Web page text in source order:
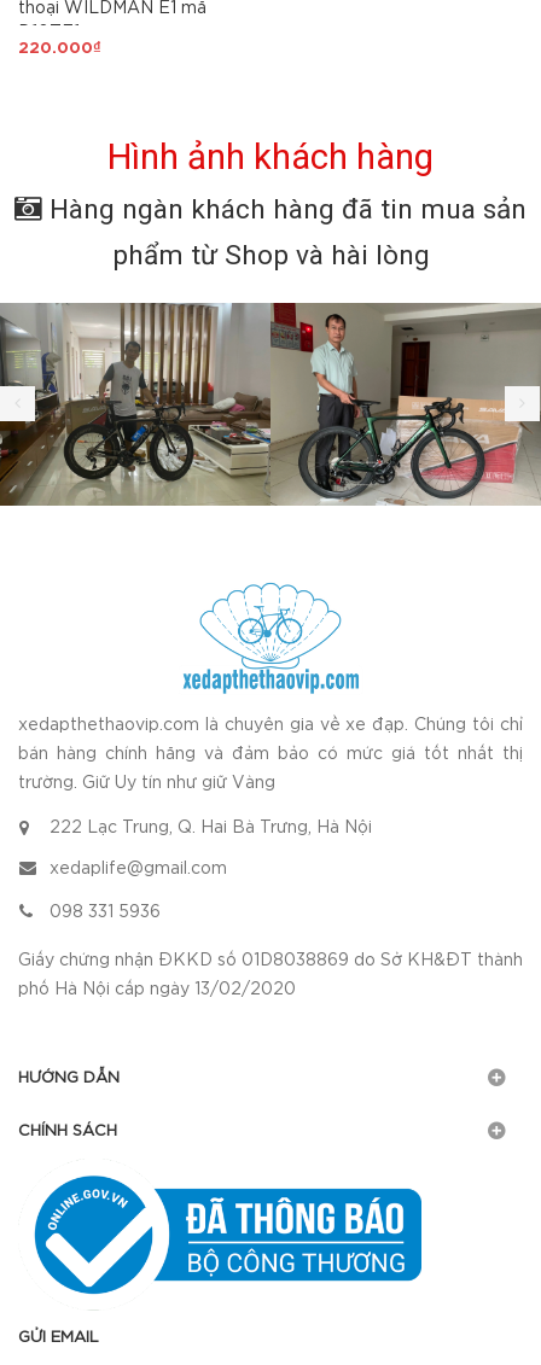
thoại WILDMAN E1 mã
220.000₫
Hình ảnh khách hàng
Hàng ngàn khách hàng đã tin mua sản
phẩm từ Shop và hài lòng
xedapthethaovip.com là chuyên gia về xe đạp. Chúng tôi chỉ
bán hàng chính hãng và đảm bảo có mức giá tốt nhất thị
trường. Giữ Uy tín như giữ Vàng
222 Lạc Trung, Q. Hai Bà Trưng, Hà Nội
xedaplife@gmail.com
098 331 5936
Giấy chứng nhận ĐKKD số 01D8038869 do Sở KH&ĐT thành
phố Hà Nội cấp ngày 13/02/2020
HƯỚNG DẪN
CHÍNH SÁCH
GỬI EMAIL